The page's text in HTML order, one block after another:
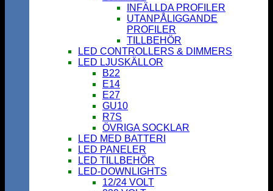
INFÄLLDA PROFILER
UTANPÅLIGGANDE
PROFILER
TILLBEHÖR
LED CONTROLLERS & DIMMERS
LED LJUSKÄLLOR
B22
E14
E27
GU10
R7S
ÖVRIGA SOCKLAR
LED MED BATTERI
LED PANELER
LED TILLBEHÖR
LED-DOWNLIGHTS
12/24 VOLT